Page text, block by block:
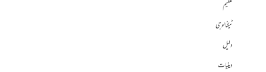
تعلیم
ٹیکنالوجی
دلیل
دینیات